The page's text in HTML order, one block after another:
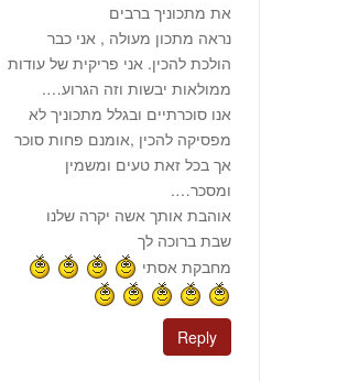
את מתכוניך ברבים
נראה מתכון מעולה , אני כבר
הולכת להכין. אני פריקית של עודות
ממולאות יבשות וזה הגרוע….
אנו סוכרתיים ובגלל מתכוניך לא
מפסיקה להכין ,אומנם פחות סוכר
אך בכל זאת טעים ומשמין
ומסכר….
אוהבת אותך אשה יקרה שלנו
שבת ברוכה לך
מחבקת אסתי
Reply